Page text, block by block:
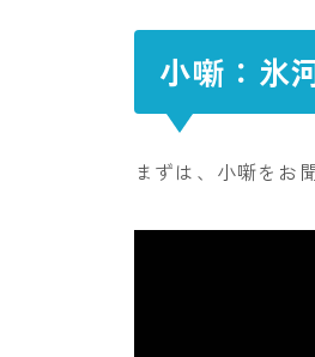
小噺：氷
まずは、小噺をお